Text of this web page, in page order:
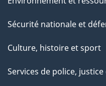
Sécurité nationale et
Culture, histoire et sport
Services de police,